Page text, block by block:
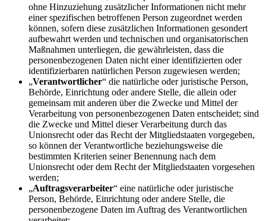
ohne Hinzuziehung zusätzlicher Informationen nicht mehr
einer spezifischen betroffenen Person zugeordnet werden
können, sofern diese zusätzlichen Informationen gesondert
aufbewahrt werden und technischen und organisatorischen
Maßnahmen unterliegen, die gewährleisten, dass die
personenbezogenen Daten nicht einer identifizierten oder
identifizierbaren natürlichen Person zugewiesen werden;
„Verantwortlicher“ die natürliche oder juristische Person,
Behörde, Einrichtung oder andere Stelle, die allein oder
gemeinsam mit anderen über die Zwecke und Mittel der
Verarbeitung von personenbezogenen Daten entscheidet; sind
die Zwecke und Mittel dieser Verarbeitung durch das
Unionsrecht oder das Recht der Mitgliedstaaten vorgegeben,
so können der Verantwortliche beziehungsweise die
bestimmten Kriterien seiner Benennung nach dem
Unionsrecht oder dem Recht der Mitgliedstaaten vorgesehen
werden;
„Auftragsverarbeiter“ eine natürliche oder juristische
Person, Behörde, Einrichtung oder andere Stelle, die
personenbezogene Daten im Auftrag des Verantwortlichen